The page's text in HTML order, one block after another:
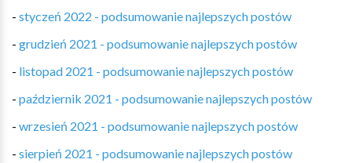
- styczeń 2022 - podsumowanie najlepszych postów
- grudzień 2021 - podsumowanie najlepszych postów
- listopad 2021 - podsumowanie najlepszych postów
- październik 2021 - podsumowanie najlepszych postów
- wrzesień 2021 - podsumowanie najlepszych postów
- sierpień 2021 - podsumowanie najlepszych postów